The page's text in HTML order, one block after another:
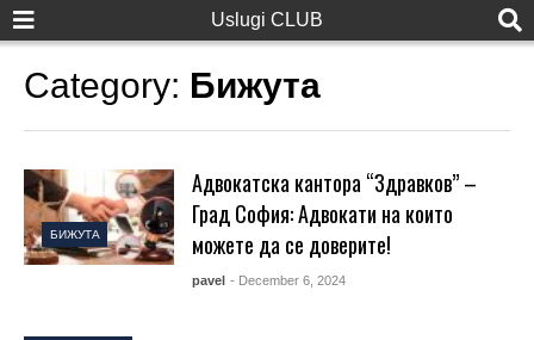
Uslugi CLUB
Category: Бижута
БИЖУТА
Адвокатска кантора “Здравков” –
Град София: Адвокати на които
можете да се доверите!
pavel - December 6, 2024